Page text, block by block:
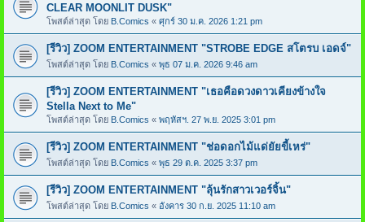
CLEAR MOONLIT DUSK"
โพสต์ล่าสุด โดย B.Comics « ศุกร์ 30 ม.ค. 2026 1:21 pm
[รีวิว] ZOOM ENTERTAINMENT "STROBE EDGE สโตรบ เอดจ์"
โพสต์ล่าสุด โดย B.Comics « พุธ 07 ม.ค. 2026 9:46 am
[รีวิว] ZOOM ENTERTAINMENT "เธอคือดวงดาวเคียงข้างใจ
Stella Next to Me"
โพสต์ล่าสุด โดย B.Comics « พฤหัสฯ. 27 พ.ย. 2025 3:01 pm
[รีวิว] ZOOM ENTERTAINMENT "ช่อดอกไม้แด่ยัยขี้เหร่"
โพสต์ล่าสุด โดย B.Comics « พุธ 29 ต.ค. 2025 3:37 pm
[รีวิว] ZOOM ENTERTAINMENT "ลุ้นรักสาวเวอร์จิ้น"
โพสต์ล่าสุด โดย B.Comics « อังคาร 30 ก.ย. 2025 11:10 am